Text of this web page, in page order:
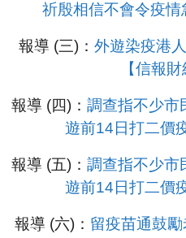
祈殷相信不會令疫情
報導 (三)： 外遊染疫港
【信報財
報導 (四)： 調查指不少市
遊前14日打二價
報導 (五)： 調查指不少市
遊前14日打二價
報導 (六)： 留疫苗通鼓